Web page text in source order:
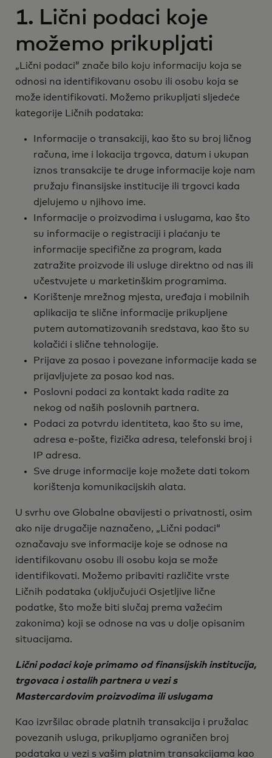
1. Lični podaci koje
možemo prikupljati
„Lični podaci” znače bilo koju informaciju koja se
odnosi na identifikovanu osobu ili osobu koja se
može identifikovati. Možemo prikupljati sljedeće
kategorije Ličnih podataka:
Informacije o transakciji, kao što su broj ličnog
računa, ime i lokacija trgovca, datum i ukupan
iznos transakcije te druge informacije koje nam
pružaju finansijske institucije ili trgovci kada
djelujemo u njihovo ime.
Informacije o proizvodima i uslugama, kao što
su informacije o registraciji i plaćanju te
informacije specifične za program, kada
zatražite proizvode ili usluge direktno od nas ili
učestvujete u marketinškim programima.
Korištenje mrežnog mjesta, uređaja i mobilnih
aplikacija te slične informacije prikupljene
putem automatizovanih sredstava, kao što su
kolačići i slične tehnologije.
Prijave za posao i povezane informacije kada se
prijavljujete za posao kod nas.
Poslovni podaci za kontakt kada radite za
nekog od naših poslovnih partnera.
Podaci za potvrdu identiteta, kao što su ime,
adresa e-pošte, fizička adresa, telefonski broj i
IP adresa.
Sve druge informacije koje možete dati tokom
korištenja komunikacijskih alata.
U svrhu ove Globalne obavijesti o privatnosti, osim
ako nije drugačije naznačeno, „Lični podaci“
označavaju sve informacije koje se odnose na
identifikovanu osobu ili osobu koja se može
identifikovati. Možemo pribaviti različite vrste
Ličnih podataka (uključujući Osjetljive lične
podatke, što može biti slučaj prema važećim
zakonima) koji se odnose na vas u dolje opisanim
situacijama.
Lični podaci koje primamo od finansijskih institucija,
trgovaca i ostalih partnera u vezi s
Mastercardovim proizvodima ili uslugama
Kao izvršilac obrade platnih transakcija i pružalac
povezanih usluga, prikupljamo ograničen broj
podataka u vezi s vašim platnim transakcijama kao